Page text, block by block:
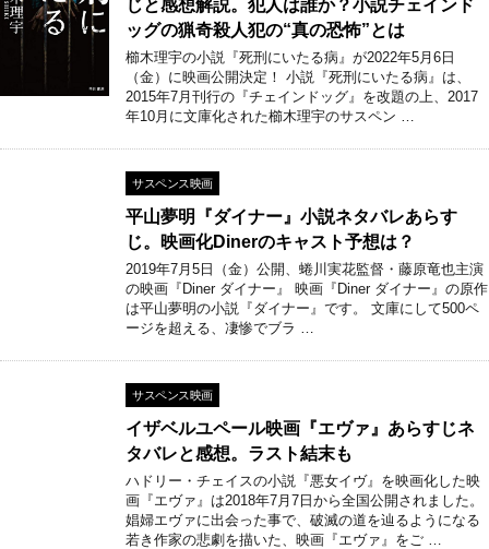
じと感想解説。犯人は誰か？小説チェインド
ッグの猟奇殺人犯の“真の恐怖”とは
櫛木理宇の小説『死刑にいたる病』が2022年5月6日
（金）に映画公開決定！ 小説『死刑にいたる病』は、
2015年7月刊行の『チェインドッグ』を改題の上、2017
年10月に文庫化された櫛木理宇のサスペン …
サスペンス映画
平山夢明『ダイナー』小説ネタバレあらす
じ。映画化Dinerのキャスト予想は？
2019年7月5日（金）公開、蜷川実花監督・藤原竜也主演
の映画『Diner ダイナー』 映画『Diner ダイナー』の原作
は平山夢明の小説『ダイナー』です。 文庫にして500ペ
ージを超える、凄惨でブラ …
サスペンス映画
イザベルユペール映画『エヴァ』あらすじネ
タバレと感想。ラスト結末も
ハドリー・チェイスの小説『悪女イヴ』を映画化した映
画『エヴァ』は2018年7月7日から全国公開されました。
娼婦エヴァに出会った事で、破滅の道を辿るようになる
若き作家の悲劇を描いた、映画『エヴァ』をご …